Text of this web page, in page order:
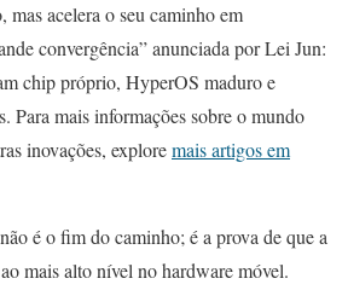
mas acelera o seu caminho em
convergência” anunciada por Lei Jun:
chip próprio, HyperOS maduro e
Para mais informações sobre o mundo
inovações, exploremais artigos em
é o fim do caminho; é a prova de que a
mais alto nível no hardware móvel.